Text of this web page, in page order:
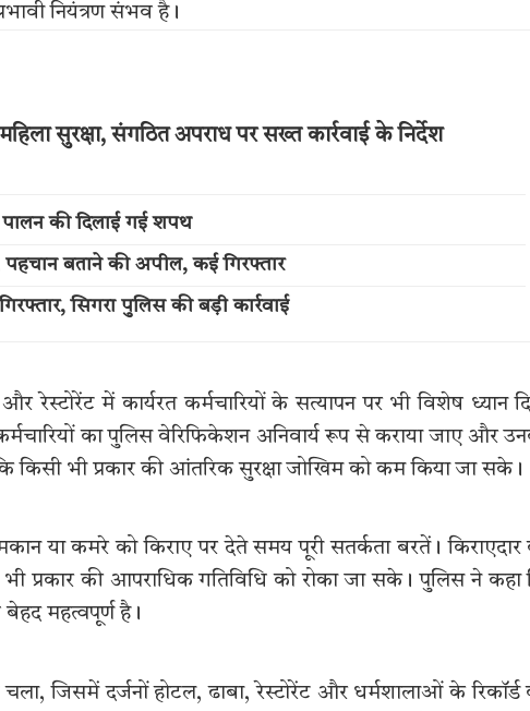
नियंत्रण संभव है।
सुरक्षा, संगठित अपराध पर सख्त कार्रवाई के निर्देश
पालन की दिलाई गई शपथ
पहचान बताने की अपील, कई गिरफ्तार
सिगरा पुलिस की बड़ी कार्रवाई
रेस्टोरेंट में कार्यरत कर्मचारियों के सत्यापन पर भी विशेष ध्यान
का पुलिस वेरिफिकेशन अनिवार्य रूप से कराया जाए और
किसी भी प्रकार की आंतरिक सुरक्षा जोखिम को कम किया जा सके।
या कमरे को किराए पर देते समय पूरी सतर्कता बरतें। किराएदार
प्रकार की आपराधिक गतिविधि को रोका जा सके। पुलिस ने कहा
महत्वपूर्ण है।
जिसमें दर्जनों होटल, ढाबा, रेस्टोरेंट और धर्मशालाओं के रिकॉर्ड